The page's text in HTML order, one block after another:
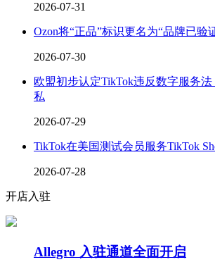
2026-07-31
Ozon将“正品”标识更名为“品牌已验
2026-07-30
欧盟初步认定TikTok违反数字服务
私
2026-07-29
TikTok在美国测试会员服务TikTok
2026-07-28
开店入驻
Allegro 入驻通道全面开启